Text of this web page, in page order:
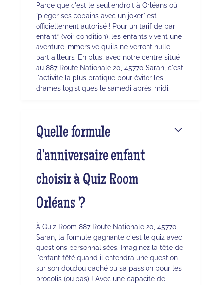
Parce que c'est le seul endroit à Orléans où
"piéger ses copains avec un joker" est
officiellement autorisé ! Pour un tarif de par
enfant* (voir condition), les enfants vivent une
aventure immersive qu'ils ne verront nulle
part ailleurs. En plus, avec notre centre situé
au 887 Route Nationale 20, 45770 Saran, c'est
l'activité la plus pratique pour éviter les
drames logistiques le samedi après-midi.
Quelle formule
d'anniversaire enfant
choisir à Quiz Room
Orléans ?
À Quiz Room 887 Route Nationale 20, 45770
Saran, la formule gagnante c'est le quiz avec
questions personnalisées. Imaginez la tête de
l'enfant fêté quand il entendra une question
sur son doudou caché ou sa passion pour les
brocolis (ou pas) ! Avec une capacité de